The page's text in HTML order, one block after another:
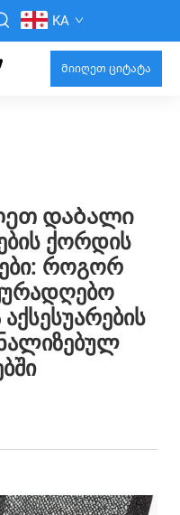
KA
Მიიღეთ ციტატა
Დაბალი
Ქორდის
Როგორ